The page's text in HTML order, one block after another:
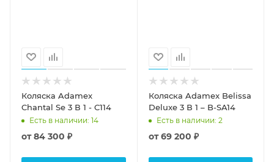
Коляска Adamex
Chantal Se 3 В 1 - C114
Есть в наличии: 14
от84 300 ₽
Коляска Adamex Belissa
Deluxe 3 В 1 – B-SA14
Есть в наличии: 2
от69 200 ₽